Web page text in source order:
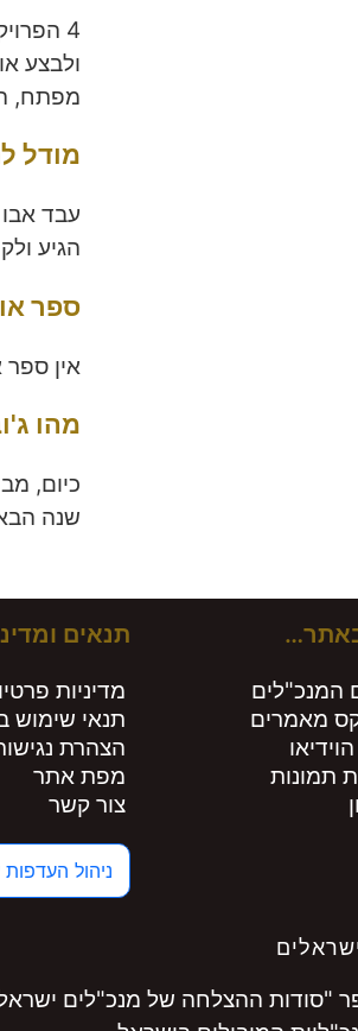
4
ולבצע
מפתח,
מודל
עבד
הגיע
ספר
אין
מהו
כיום,
שנה
המנכ"לים
מאמרים
תמונות
תנאים
מדיניות
תנאי שימוש
הצהרת
מפת אתר
צור קשר
ניהול העדפות
ההצלחה של מנכ"לים